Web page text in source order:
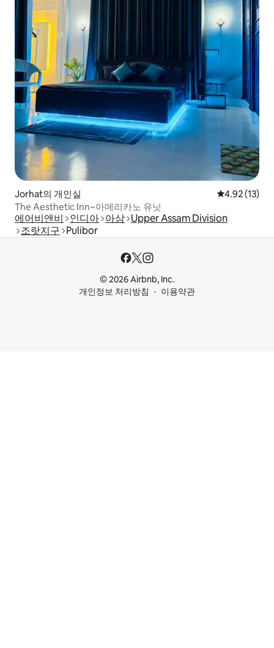
Jorhat의 개인실 평점 4.92점
4.92 (13)
The Aesthetic Inn~아메리카노 유닛
에어비앤비 인디아 아삼 Upper Assam Division
조랏지구 Pulibor
© 2026 Airbnb, Inc.
개인정보 처리방침
이용약관